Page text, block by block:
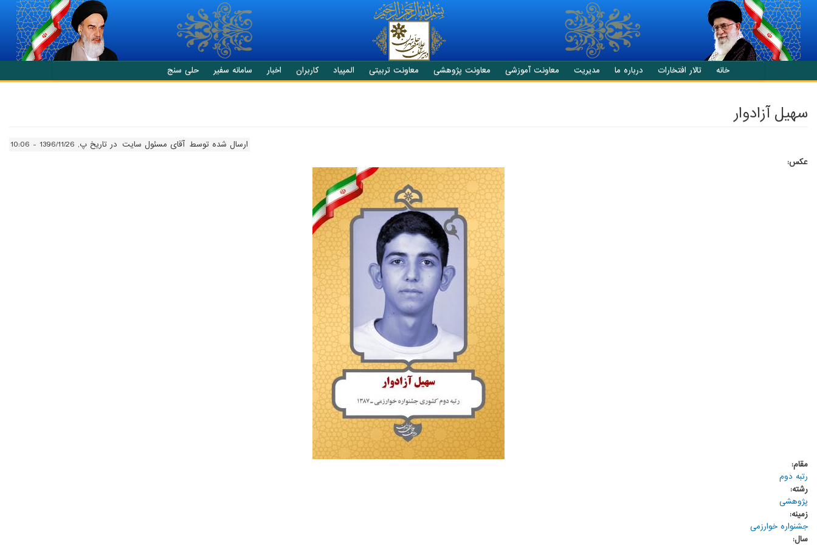
انتقال به محتوای اصلی
خانه تالار افتخارات درباره ما مدیریت معاونت آموزشی معاونت پژوهشی معاونت تربیتی المپیاد کاربران اخبار سامانه سفیر حلی سنج
سهيل آزادوار
ارسال شده توسط آقای مسئول سایت در تاریخ پ, 1396/11/26 - 10:06
عکس:
مقام:
رتبه دوم
رشته:
پژوهشی
زمینه:
جشنواره خوارزمی
سال: